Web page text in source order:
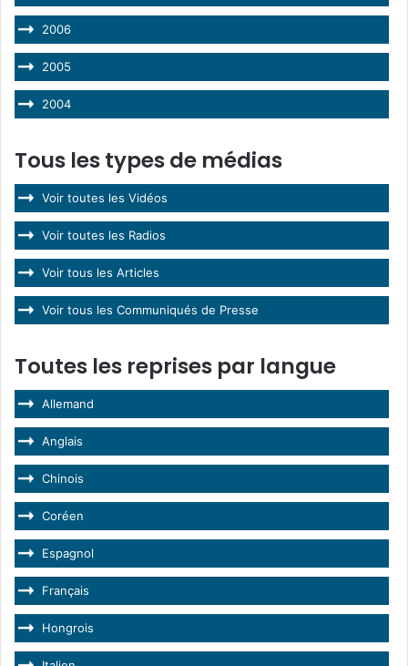
2006
2005
2004
Tous les types de médias
Voir toutes les Vidéos
Voir toutes les Radios
Voir tous les Articles
Voir tous les Communiqués de Presse
Toutes les reprises par langue
Allemand
Anglais
Chinois
Coréen
Espagnol
Français
Hongrois